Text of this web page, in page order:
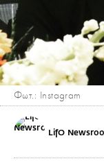
Φωτ.: Instagram
LifO